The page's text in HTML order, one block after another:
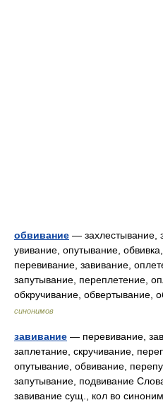
обвивание — захлестывание,
увивание, опутывание,
перевивание, завивание,
запутывание, переплетение,
обкручивание,
синонимов
завивание — перевивание,
заплетание, скручивание,
опутывание, обвивание,
запутывание, подвивание
завивание сущ., кол во